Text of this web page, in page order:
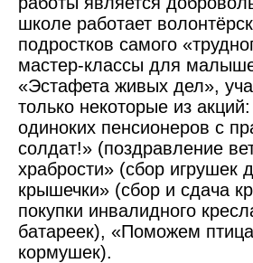
школе работает
подростков самого
мастер-классы для
«Эстафета живых дел»,
только некоторые из
одиноких пенсионеров с
солдат!» (поздравление
храбрости» (сбор игрушек
крышечки» (сбор и сдача
покупки инвалидного
батареек), «Поможем
кормушек).